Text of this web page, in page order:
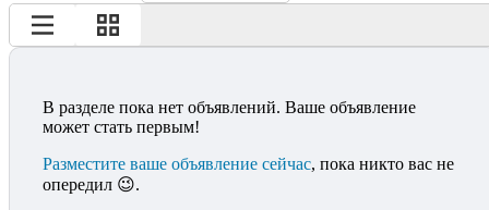
В разделе пока нет объявлений. Ваше объявление
может стать первым!
Разместите ваше объявление сейчас, пока никто вас не
опередил 😉.